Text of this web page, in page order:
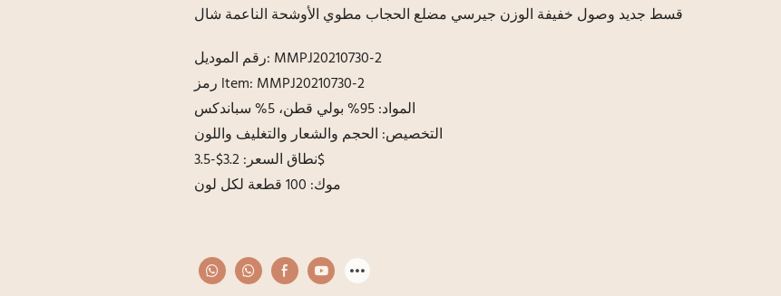
قسط جديد وصول خفيفة الوزن جيرسي مضلع الحجاب مطوي الأوشحة الناعمة شال
رقم الموديل: MMPJ20210730-2
رمز ltem: MMPJ20210730-2
المواد: 95% بولي قطن، 5% سباندكس
التخصيص: الحجم والشعار والتغليف واللون
نطاق السعر: 3.2$-3.5$
موك: 100 قطعة لكل لون